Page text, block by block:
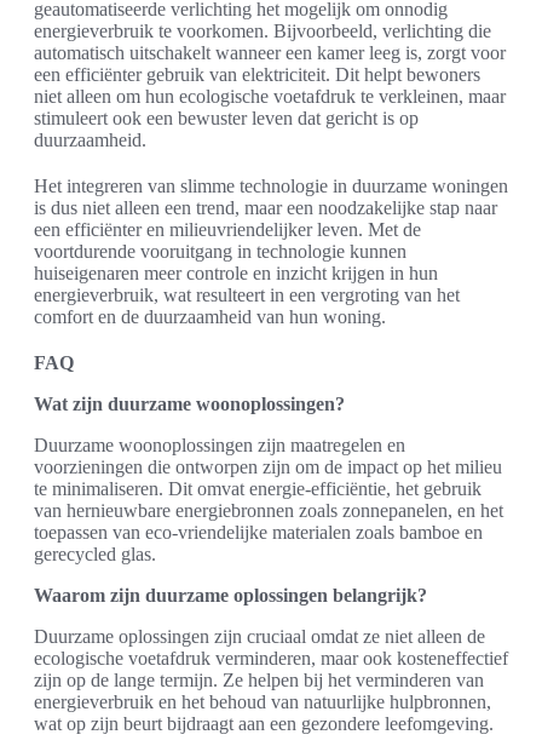
geautomatiseerde verlichting het mogelijk om onnodig
energieverbruik te voorkomen. Bijvoorbeeld, verlichting die
automatisch uitschakelt wanneer een kamer leeg is, zorgt voor
een efficiënter gebruik van elektriciteit. Dit helpt bewoners
niet alleen om hun ecologische voetafdruk te verkleinen, maar
stimuleert ook een bewuster leven dat gericht is op
duurzaamheid.
Het integreren van slimme technologie in duurzame woningen
is dus niet alleen een trend, maar een noodzakelijke stap naar
een efficiënter en milieuvriendelijker leven. Met de
voortdurende vooruitgang in technologie kunnen
huiseigenaren meer controle en inzicht krijgen in hun
energieverbruik, wat resulteert in een vergroting van het
comfort en de duurzaamheid van hun woning.
FAQ
Wat zijn duurzame woonoplossingen?
Duurzame woonoplossingen zijn maatregelen en
voorzieningen die ontworpen zijn om de impact op het milieu
te minimaliseren. Dit omvat energie-efficiëntie, het gebruik
van hernieuwbare energiebronnen zoals zonnepanelen, en het
toepassen van eco-vriendelijke materialen zoals bamboe en
gerecycled glas.
Waarom zijn duurzame oplossingen belangrijk?
Duurzame oplossingen zijn cruciaal omdat ze niet alleen de
ecologische voetafdruk verminderen, maar ook kosteneffectief
zijn op de lange termijn. Ze helpen bij het verminderen van
energieverbruik en het behoud van natuurlijke hulpbronnen,
wat op zijn beurt bijdraagt aan een gezondere leefomgeving.